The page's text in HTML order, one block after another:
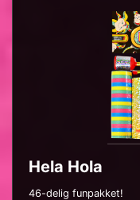
Hela Hola
46-delig funpakket!